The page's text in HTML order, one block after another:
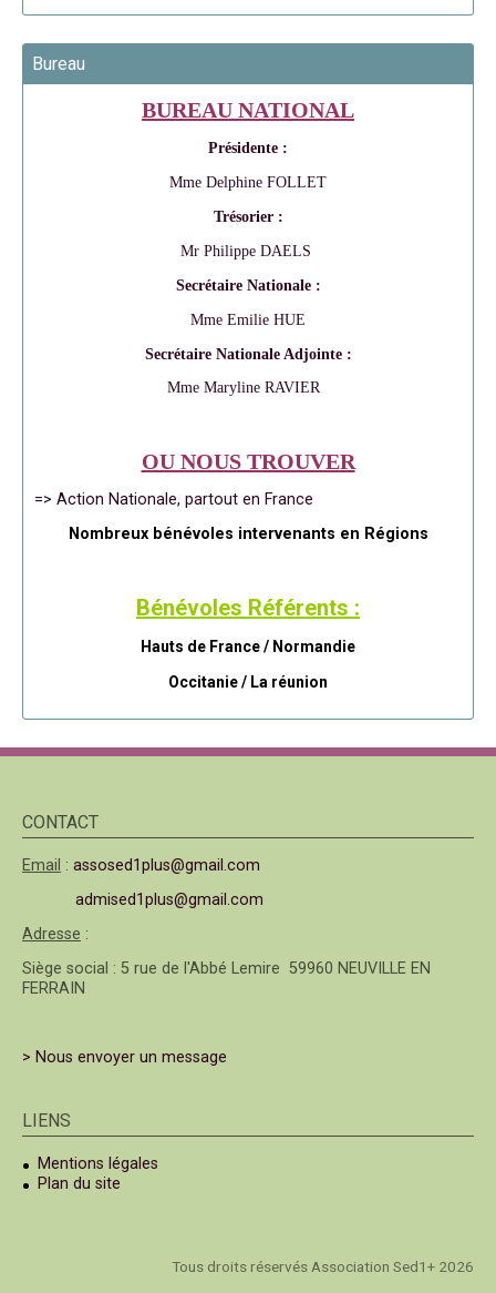
Bureau
BUREAU NATIONAL
Présidente :
Mme Delphine FOLLET
Trésorier :
Mr Philippe DAELS
Secrétaire Nationale :
Mme Emilie HUE
Secrétaire Nationale Adjointe :
Mme Maryline RAVIER
OU NOUS TROUVER
=> Action Nationale, partout en France
Nombreux bénévoles intervenants en Régions
Bénévoles Référents :
Hauts de France / Normandie
Occitanie / La réunion
CONTACT
Email : assosed1plus@gmail.com
admised1plus@gmail.com
Adresse :
Siège social : 5 rue de l'Abbé Lemire 59960 NEUVILLE EN
FERRAIN
> Nous envoyer un message
LIENS
Mentions légales
Plan du site
Tous droits réservés Association Sed1+ 2026